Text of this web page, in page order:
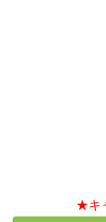
★キ